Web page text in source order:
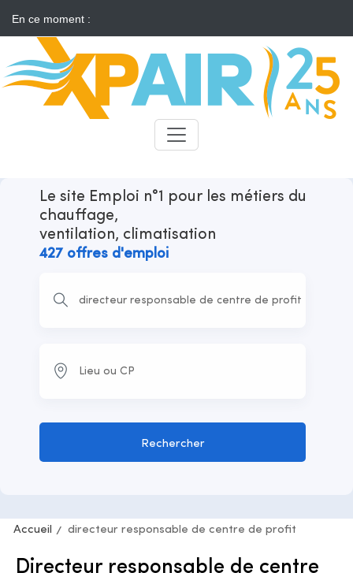
En ce moment :
Solaire : des développeurs s'insurgent contre l'annonce d'appels
d'offres "neutres"
Recruteurs
Le site Emploi n°1 pour les métiers du
chauffage,
ventilation, climatisation
427 offres d'emploi
Rechercher
Accueil directeur responsable de centre de profit
Directeur responsable de centre